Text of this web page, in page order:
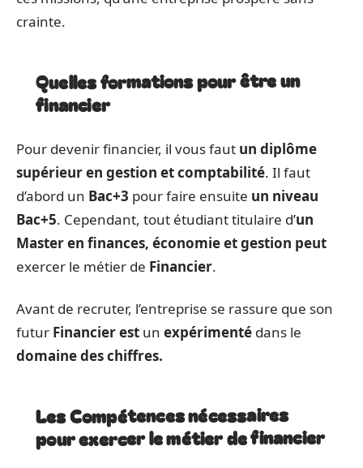
crainte.
Quelles formations pour être un
financier
Pour devenir financier, il vous faut un diplôme
supérieur en gestion et comptabilité. Il faut
d’abord un Bac+3 pour faire ensuite un niveau
Bac+5. Cependant, tout étudiant titulaire d’un
Master en finances, économie et gestion peut
exercer le métier de Financier.
Avant de recruter, l’entreprise se rassure que son
futur Financierest un expérimenté dans le
domaine des chiffres.
Les Compétences nécessaires
pour exercer le métier de financier